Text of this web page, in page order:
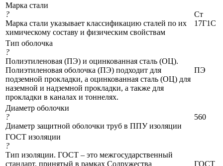
Марка стали
?
Марка стали указывает классификацию сталей по их
химическому составу и физическим свойствам
Ст
17Г1С
Тип оболочка
?
Полиэтиленовая (ПЭ) и оцинкованная сталь (ОЦ).
Полиэтиленовая оболочка (ПЭ) подходит для
подземной прокладки, а оцинкованная сталь (ОЦ) для
наземной и надземной прокладки, а также для
прокладки в каналах и тоннелях.
ПЭ
Диаметр оболочки
?
Диаметр защитной оболочки труб в ППУ изоляции
560
ГОСТ изоляции
?
Тип изоляции. ГОСТ – это межгосударственный
стандарт, принятый в рамках Содружества
ГОСТ